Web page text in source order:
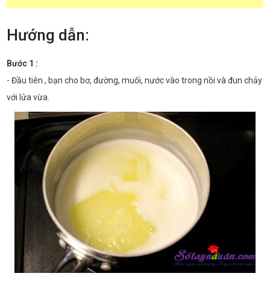
Hướng dẫn:
Bước 1 :
- Đầu tiên , bạn cho bơ, đường, muối, nước vào trong nồi và đun chảy
với lửa vừa.